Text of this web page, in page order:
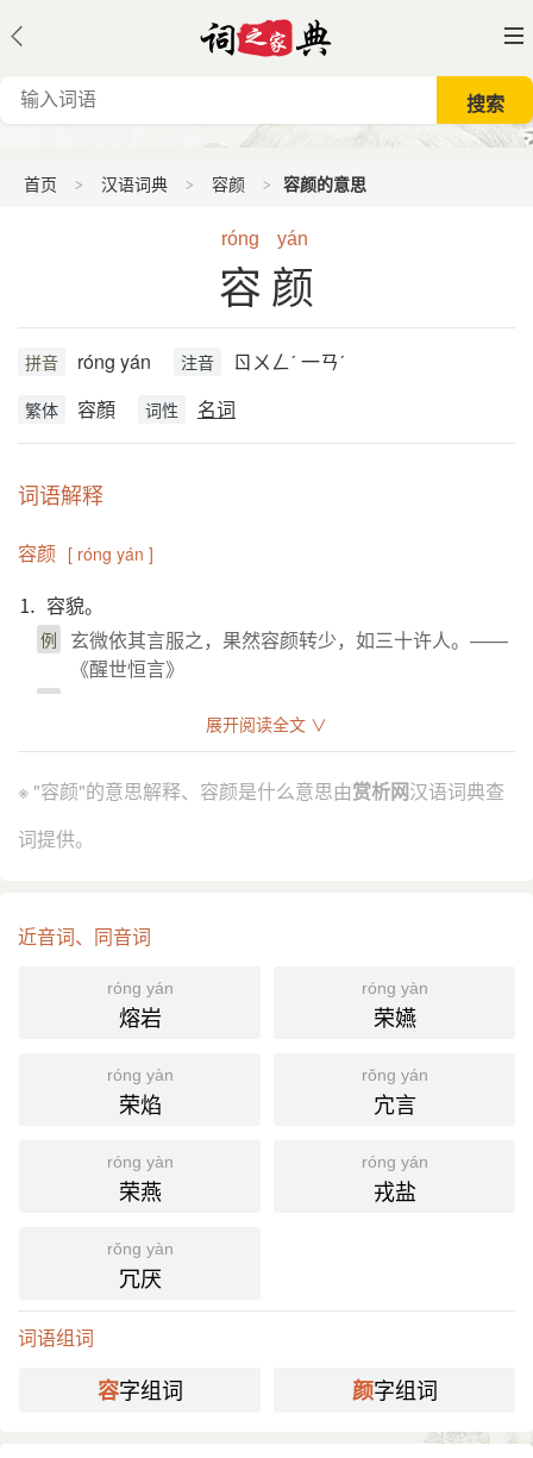
首页 汉语词典 容颜 容颜的意思
róng yán
容颜
拼音 róng yán 注音 ㄖㄨㄥˊ 一ㄢˊ
繁体 容顏 词性 名词
词语解释
容颜 [ róng yán ]
⒈ 容貌。
例
玄微依其言服之，果然容颜转少，如三十许人。——
《醒世恒言》
引证解释
⒈ 容貌神色。
引 战国 楚 宋玉 《神女赋》：“整衣服，敛容颜。”
唐 韩愈 《雪后寄崔二十六丞公》诗：“秩卑俸薄食口
《水浒传》第三五回：“张社长 见 宋江 容颜不乐，眼
泪暗流。”
免脸上有些愧色。谁知 凤姐 反不似往日容颜，同 尤
二姐 一同出来，叙了寒温。”
改，人也憔悴瘦弱，脸色比 曾 家一般人还要苍白。”
[ róng yán ]
⒈ 容貌。
引
《文选·宋玉·神女赋》：「于是摇珮饰鸣玉鸾，整衣
服敛容颜。」
展开阅读全文 ∨
※ "容颜"的意思解释、容颜是什么意思由赏析网汉语词典查
词提供。
近音词、同音词
róng yán
熔岩
róng yàn
荣嬿
róng yàn
荣焰
rǒng yán
宂言
róng yàn
荣燕
róng yán
戎盐
rǒng yàn
冗厌
词语组词
容字组词 颜字组词